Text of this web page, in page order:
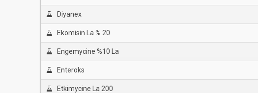
Diyanex
Ekomisin La % 20
Engemycine %10 La
Enteroks
Etkimycine La 200